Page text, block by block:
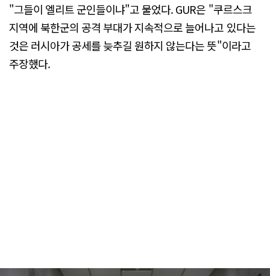
"그들이 엘리트 군인들이냐"고 물었다. GUR은 "쿠르스크
지역에 북한군의 공격 부대가 지속적으로 늘어나고 있다는
것은 러시아가 공세를 늦추길 원하지 않는다는 뜻"이라고
주장했다.